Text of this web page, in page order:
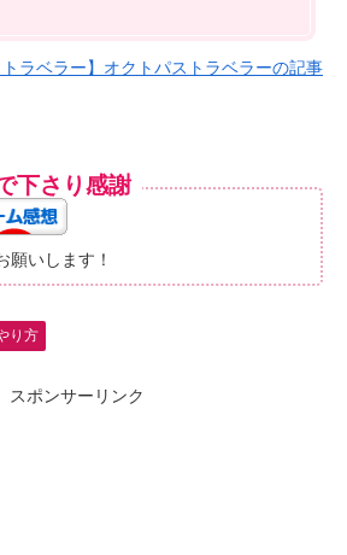
トラベラー】オクトパストラベラーの記事
下さり感謝
願いします！
り方
スポンサーリンク